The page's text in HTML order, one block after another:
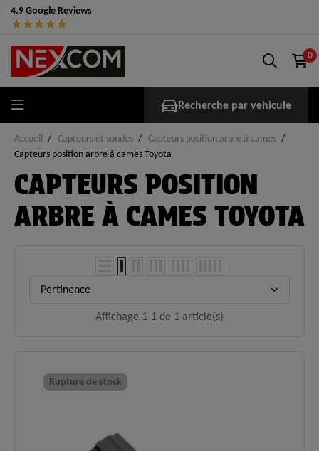
4.9 Google Reviews
★★★★★
0
Recherche par vehicule
Accueil Capteurs et sondes
Capteurs position arbre à cames
Capteurs position arbre à cames Toyota
CAPTEURS POSITION
ARBRE À CAMES TOYOTA
Pertinence
Affichage 1-1 de 1 article(s)
Rupture de stock